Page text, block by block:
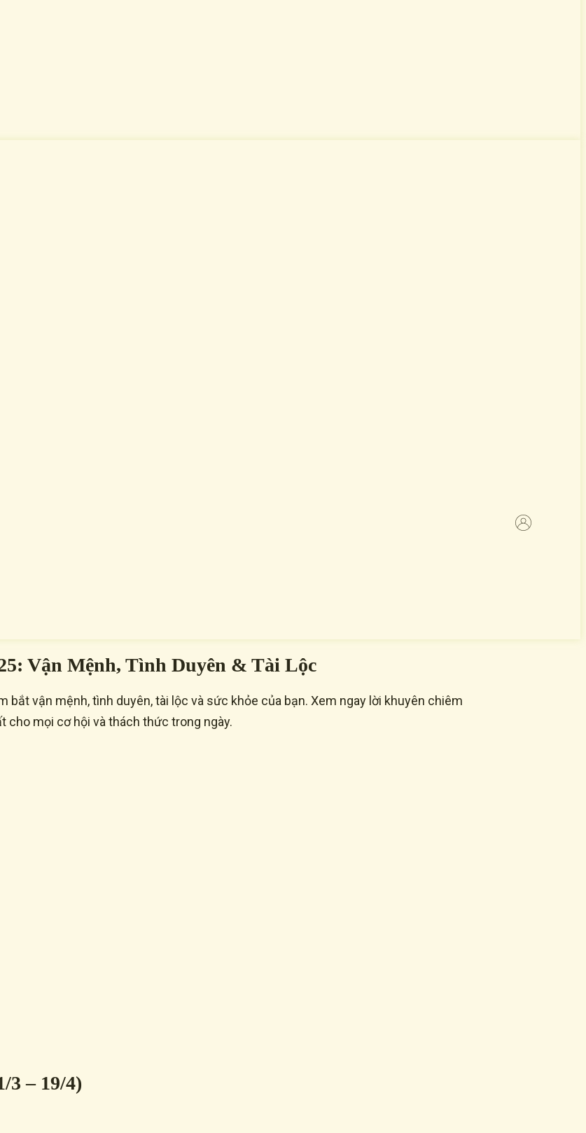
Vận Mệnh, Tình Duyên & Tài Lộc
vận mệnh, tình duyên, tài lộc và sức khỏe của bạn. Xem ngay lời khuyên chiêm
cho mọi cơ hội và thách thức trong ngày.
3 – 19/4)